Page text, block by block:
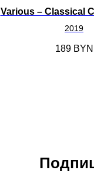
Various – Classical
2019
189 BYN